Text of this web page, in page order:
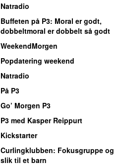
Natradio
Buffeten på P3: Moral er godt,
dobbeltmoral er dobbelt så godt
WeekendMorgen
Popdatering weekend
Natradio
På P3
Go’ Morgen P3
P3 med Kasper Reippurt
Kickstarter
Curlingklubben: Fokusgruppe og
slik til et barn